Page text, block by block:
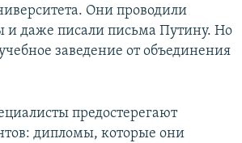
Они проводили
и даже писали письма Путину. Но
заведение от объединения
предостерегают
дипломы, которые они